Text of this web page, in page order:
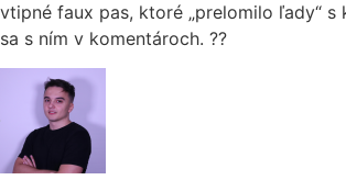
vtipné faux pas, ktoré „prelomilo ľady“ s
sa s ním v komentároch. ??